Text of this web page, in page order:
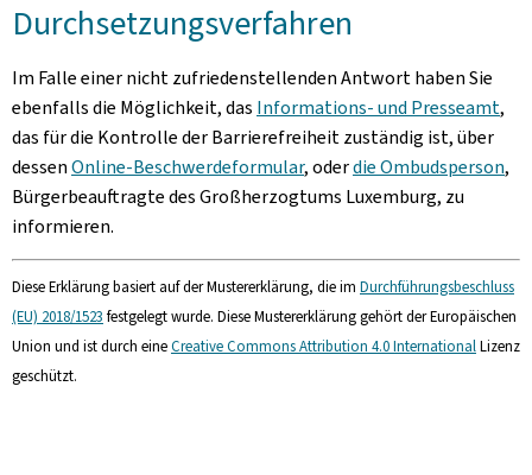
Durchsetzungsverfahren
Im Falle einer nicht zufriedenstellenden Antwort haben Sie
ebenfalls die Möglichkeit, das Informations- und Presseamt,
das für die Kontrolle der Barrierefreiheit zuständig ist, über
dessenOnline-Beschwerdeformular, oderdie Ombudsperson,
Bürgerbeauftragte des Großherzogtums Luxemburg, zu
informieren.
Diese Erklärung basiert auf der Mustererklärung, die im Durchführungsbeschluss
(EU) 2018/1523 festgelegt wurde. Diese Mustererklärung gehört der Europäischen
Union und ist durch eineCreative Commons Attribution 4.0 InternationalLizenz
geschützt.